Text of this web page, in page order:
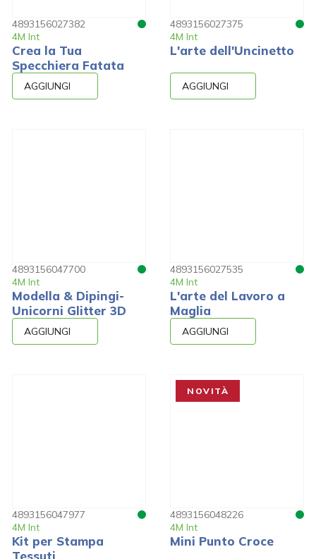
4893156027382
4M Int
Crea la Tua
Specchiera Fatata
AGGIUNGI
4893156027375
4M Int
L'arte dell'Uncinetto
AGGIUNGI
4893156047700
4M Int
Modella & Dipingi-
Unicorni Glitter 3D
AGGIUNGI
4893156027535
4M Int
L'arte del Lavoro a
Maglia
AGGIUNGI
4893156047977
4M Int
Kit per Stampa
Tessuti
NOVITÀ
4893156048226
4M Int
Mini Punto Croce